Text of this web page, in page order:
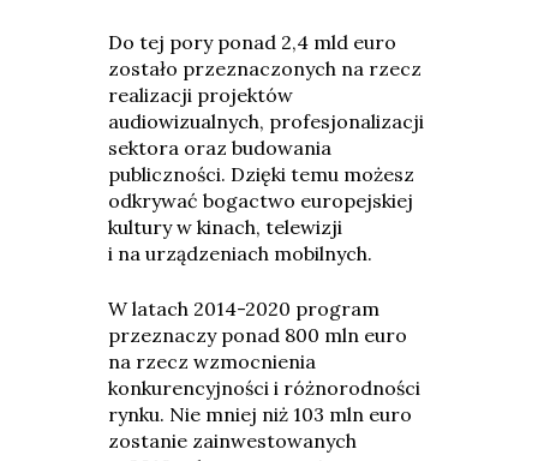
Do tej pory ponad 2,4 mld euro
zostało przeznaczonych na rzecz
realizacji projektów
audiowizualnych, profesjonalizacji
sektora oraz budowania
publiczności. Dzięki temu możesz
odkrywać bogactwo europejskiej
kultury w kinach, telewizji
i na urządzeniach mobilnych.
W latach 2014-2020 program
przeznaczy ponad 800 mln euro
na rzecz wzmocnienia
konkurencyjności i różnorodności
rynku. Nie mniej niż 103 mln euro
zostanie zainwestowanych